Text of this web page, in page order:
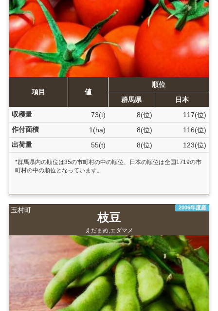
項目 値
順位
群馬県
日本
収穫量
73(t) 8(位)
117(位)
作付面積
1(ha) 8(位)
116(位)
出荷量
55(t) 8(位) 123(位)
*群馬県内の順位は35の市町村の中の順位、日本の順位は全国1719の市
町村の中の順位となっています。
玉村町 2006年度産
枝豆
えだまめ,エダマメ